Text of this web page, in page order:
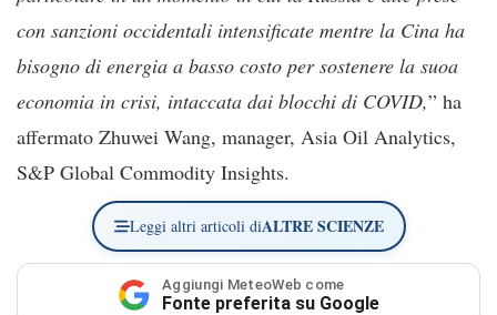
con sanzioni occidentali intensificate mentre la Cina ha
bisogno di energia a basso costo per sostenere la suoa
economia in crisi, intaccata dai blocchi di COVID,” ha
affermato Zhuwei Wang, manager, Asia Oil Analytics,
S&P Global Commodity Insights.
Leggi altri articoli diALTRE SCIENZE
Aggiungi MeteoWeb come
Fonte preferita su Google